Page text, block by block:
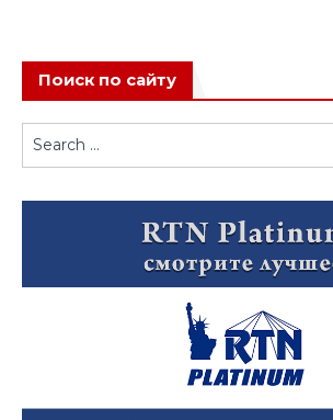
Поиск по сайту
Search
for: